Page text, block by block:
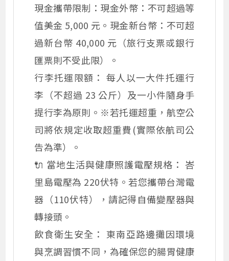
現金攜帶限制：現金外幣：不可超過等
值美金 5,000 元。現金新台幣：不可超
過新台幣 40,000 元（旅行支票或銀行
匯票則不受此限）。
行李托運限額： 每人以一大件托運行
李（不超過 23 公斤）及一小件隨身手
提行李為原則。※若托運超重，航空公
司將依規定收取超重費(實際依航司公
告為準）。
🔌 當地生活與健康照護電壓規格： 峇
里島電壓為 220伏特。若您攜帶台灣電
器（110伏特），請記得自備變壓器與
轉接頭。
飲食衛生安全： 東南亞路邊攤因環境
與烹調習慣不同，為確保您的腸胃健康